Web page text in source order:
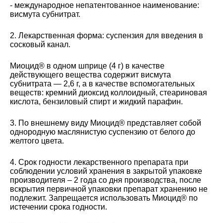
- международное непатентованное наименование:
висмута субнитрат.
2. Лекарственная форма: суспензия для введения в
сосковый канал.
Миоцид® в одном шприце (4 г) в качестве
действующего вещества содержит висмута
субнитрата — 2,6 г, а в качестве вспомогательных
веществ: кремний диоксид коллоидный, стеариновая
кислота, бензиловый спирт и жидкий парафин.
3. По внешнему виду Миоцид® представляет собой
однородную маслянистую суспензию от белого до
желтого цвета.
4. Срок годности лекарственного препарата при
соблюдении условий хранения в закрытой упаковке
производителя – 2 года со дня производства, после
вскрытия первичной упаковки препарат хранению не
подлежит. Запрещается использовать Миоцид® по
истечении срока годности.